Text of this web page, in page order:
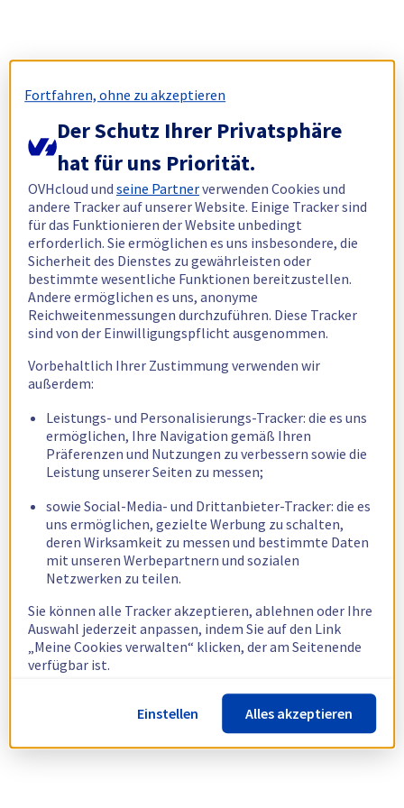
Fortfahren, ohne zu akzeptieren
Der Schutz Ihrer Privatsphäre
hat für uns Priorität.
OVHcloud undseine Partnerverwenden Cookies und
andere Tracker auf unserer Website. Einige Tracker sind
für das Funktionieren der Website unbedingt
erforderlich. Sie ermöglichen es uns insbesondere, die
Sicherheit des Dienstes zu gewährleisten oder
bestimmte wesentliche Funktionen bereitzustellen.
Andere ermöglichen es uns, anonyme
Reichweitenmessungen durchzuführen. Diese Tracker
sind von der Einwilligungspflicht ausgenommen.
Vorbehaltlich Ihrer Zustimmung verwenden wir
außerdem:
Leistungs- und Personalisierungs-Tracker: die es uns
ermöglichen, Ihre Navigation gemäß Ihren
Präferenzen und Nutzungen zu verbessern sowie die
Leistung unserer Seiten zu messen;
sowie Social-Media- und Drittanbieter-Tracker: die es
uns ermöglichen, gezielte Werbung zu schalten,
deren Wirksamkeit zu messen und bestimmte Daten
mit unseren Werbepartnern und sozialen
Netzwerken zu teilen.
Sie können alle Tracker akzeptieren, ablehnen oder Ihre
Auswahl jederzeit anpassen, indem Sie auf den Link
„Meine Cookies verwalten“ klicken, der am Seitenende
verfügbar ist.
Weitere Informationen finden Sie in unsererRichtlinie
zur Verwendung von Cookies.
Einstellen Alles akzeptieren